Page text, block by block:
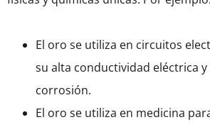
El oro se utiliza en circuitos
su alta conductividad eléctrica y
corrosión.
El oro se utiliza en medicina